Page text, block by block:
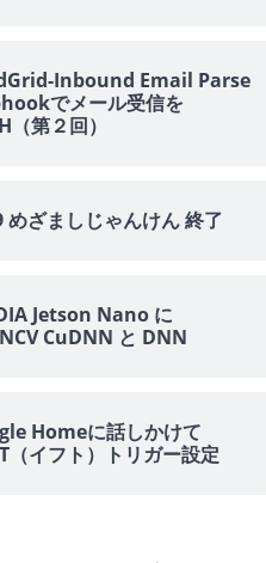
Inbound Email Parse
でメール受信を
（第２回）
めざましじゃんけん 終了
Jetson Nano に
CuDNN と DNN
Homeに話しかけて
（イフト）トリガー設定